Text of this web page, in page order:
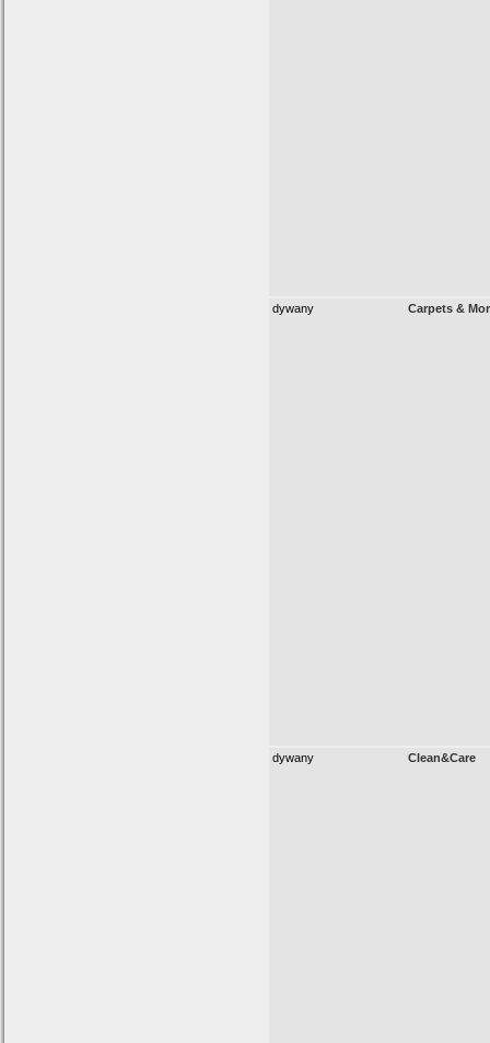
dywany Carpets &
dywany Clean&Care